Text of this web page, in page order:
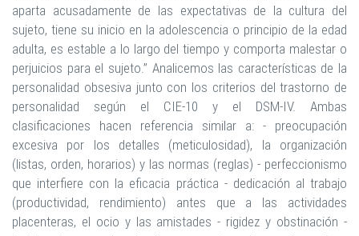
aparta acusadamente de las expectativas de la cultura del
sujeto, tiene su inicio en la adolescencia o principio de la edad
adulta, es estable a lo largo del tiempo y comporta malestar o
perjuicios para el sujeto.” Analicemos las características de la
personalidad obsesiva junto con los criterios del trastorno de
personalidad según el CIE-10 y el DSM-IV. Ambas
clasificaciones hacen referencia similar a: - preocupación
excesiva por los detalles (meticulosidad), la organización
(listas, orden, horarios) y las normas (reglas) - perfeccionismo
que interfiere con la eficacia práctica - dedicación al trabajo
(productividad, rendimiento) antes que a las actividades
placenteras, el ocio y las amistades - rigidez y obstinación -